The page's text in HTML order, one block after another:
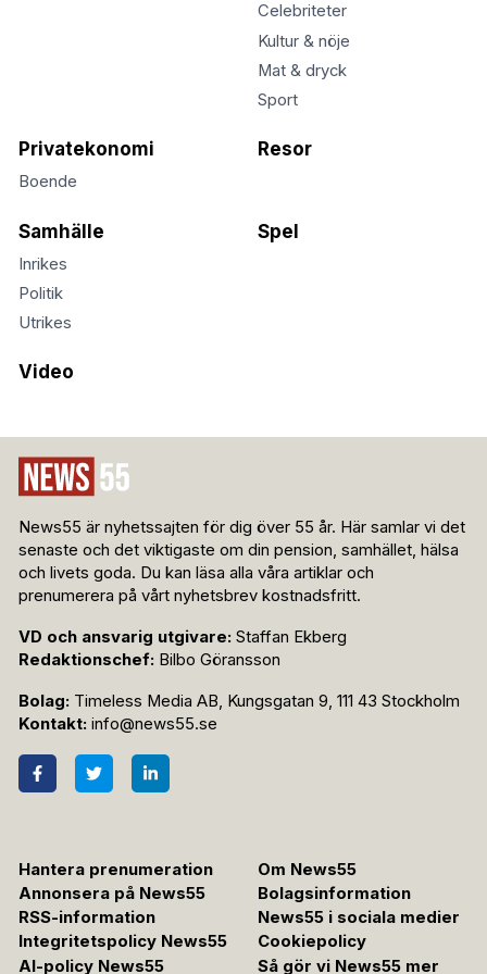
Celebriteter
Kultur & nöje
Mat & dryck
Sport
Privatekonomi
Boende
Resor
Samhälle
Inrikes
Politik
Utrikes
Spel
Video
News55 är nyhetssajten för dig över 55 år. Här samlar vi det
senaste och det viktigaste om din pension, samhället, hälsa
och livets goda. Du kan läsa alla våra artiklar och
prenumerera på vårt nyhetsbrev kostnadsfritt.
VD och ansvarig utgivare: Staffan Ekberg
Redaktionschef: Bilbo Göransson
Bolag: Timeless Media AB, Kungsgatan 9, 111 43 Stockholm
Kontakt: info@news55.se
Hantera prenumeration
Om News55
Annonsera på News55
Bolagsinformation
RSS-information
News55 i sociala medier
Integritetspolicy News55
Cookiepolicy
AI-policy News55
Så gör vi News55 mer